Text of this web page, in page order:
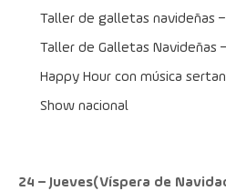
Taller de galletas navideñas
Taller de Galletas Navideñas
Happy Hour con música
Show nacional
24 – Jueves(Víspera de